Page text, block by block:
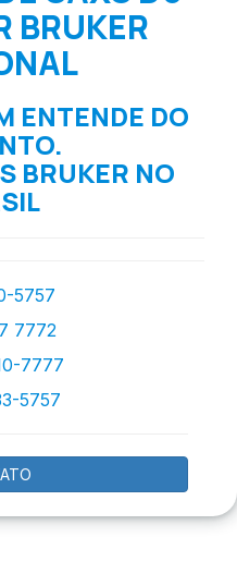
BRUKER
ENTENDE DO
BRUKER NO
5757
7772
7777
5757